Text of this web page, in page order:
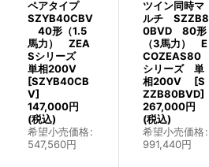
ペアタイプ
SZYB40CBV
40形（1.5
馬力） ZEA
Sシリーズ
単相200V
[SZYB40CB
V]
147,000円
(税込)
希望小売価格:
547,560円
ツイン同時マ
ルチ SZZB8
0BVD 80形
（3馬力） E
COZEAS80
シリーズ 単
相200V
[S
ZZB80BVD]
267,000円
(税込)
希望小売価格:
991,440円